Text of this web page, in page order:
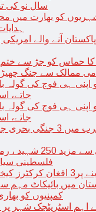
سال نو کی
شہریوں کو بھارت میں
آنے والے امریکی
کا حماس کو جڑ سے ختم
ممالک سے جنگ
اپنی ہی فوج کی گولہ
جاتے،
اپنی ہی فوج کی گولہ
جاتے،
بھارت نے بحیرہ عرب میں 3
غزہ پر بمباری سے
فلسطینی
کارروائی
میں بائیکاٹ مہم
کمپنیوں کو
اہم اسٹریٹجک شہر پر